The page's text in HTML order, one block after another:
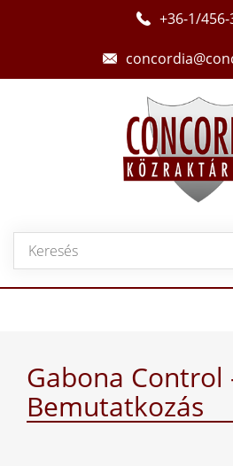
+36-1/456-
Gabona Control
Bemutatkozás